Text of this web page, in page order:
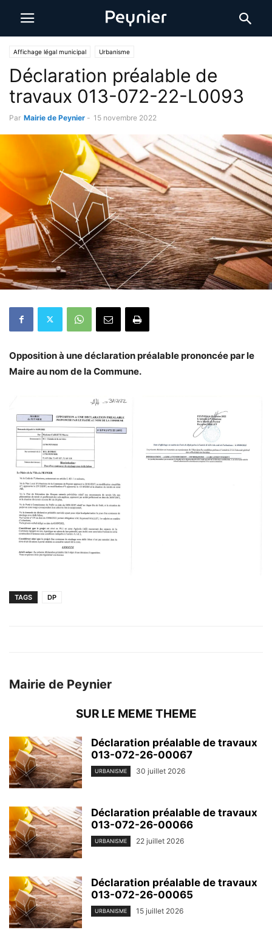
Affichage légal municipal Urbanisme
Déclaration préalable de
travaux 013-072-22-L0093
Par Mairie de Peynier - 15 novembre 2022
Opposition à une déclaration préalable prononcée par le
Maire au nom de la Commune.
TAGS DP
Mairie de Peynier
SUR LE MEME THEME
Déclaration préalable de travaux
013-072-26-00067
URBANISME 30 juillet 2026
Déclaration préalable de travaux
013-072-26-00066
URBANISME 22 juillet 2026
Déclaration préalable de travaux
013-072-26-00065
URBANISME 15 juillet 2026